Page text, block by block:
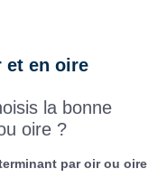
et en oire
la bonne
oire ?
par oir ou oire